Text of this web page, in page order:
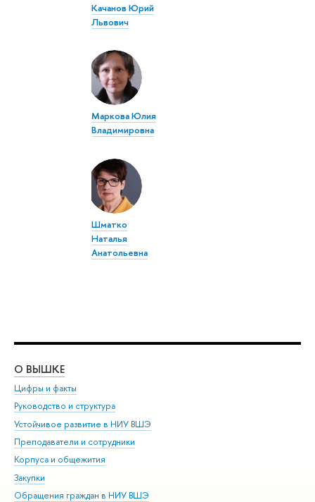
Качанов Юрий
Львович
Маркова Юлия
Владимировна
Шматко
Наталья
Анатольевна
О ВЫШКЕ
Цифры и факты
Руководство и структура
Устойчивое развитие в НИУ ВШЭ
Преподаватели и сотрудники
Корпуса и общежития
Закупки
Обращения граждан в НИУ ВШЭ